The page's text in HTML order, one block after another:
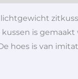
lichtgewicht
is
hoes is van